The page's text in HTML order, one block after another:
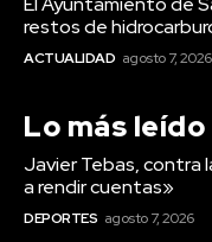
Actualidad
restos de
ACTUALIDAD agosto 7, 2026
Lo más leído
Javier Tebas, contra
a rendir cuentas»
DEPORTES agosto 7, 2026